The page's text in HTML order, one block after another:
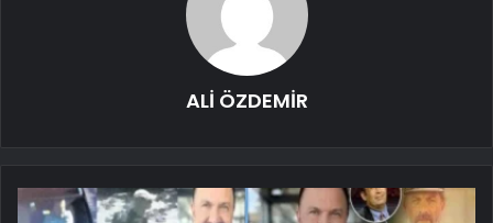
ALİ ÖZDEMİR